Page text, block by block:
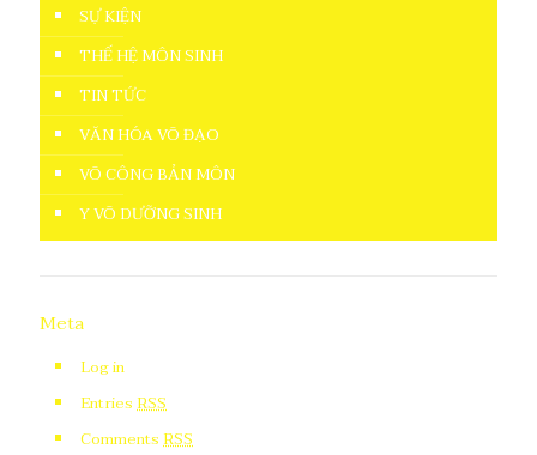
SỰ KIỆN
THẾ HỆ MÔN SINH
TIN TỨC
VĂN HÓA VÕ ĐẠO
VÕ CÔNG BẢN MÔN
Y VÕ DƯỠNG SINH
Meta
Log in
EntriesRSS
CommentsRSS